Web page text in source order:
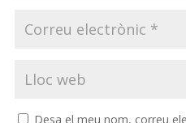
Desa el meu nom, correu